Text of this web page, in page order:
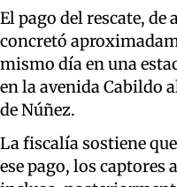
El pago del rescate, de
concretó
mismo día en una
en la avenida Cabildo
de Núñez.
La fiscalía sostiene
ese pago, los captores